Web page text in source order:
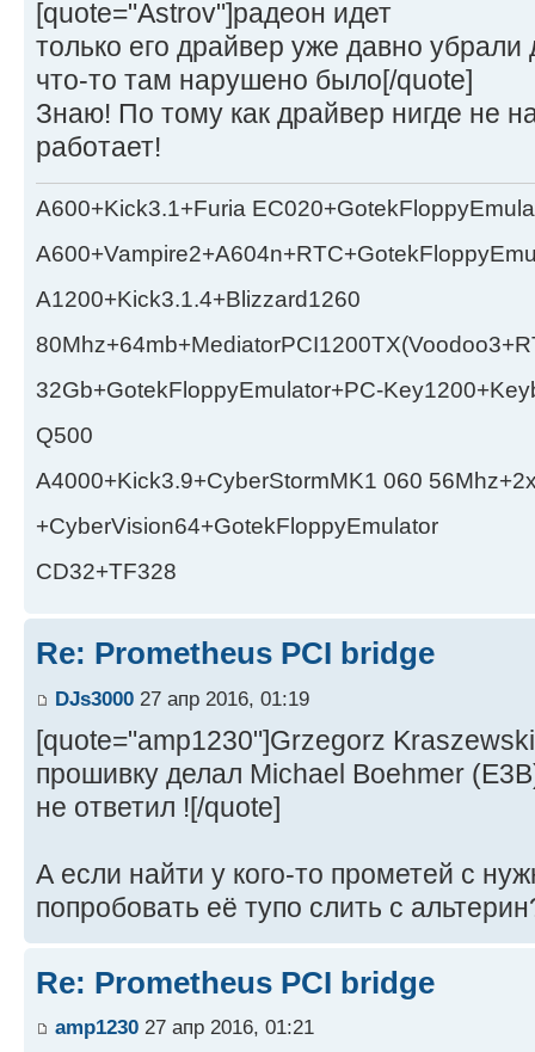
[quote="Astrov"]радеон идет
только его драйвер уже давно убрали
что-то там нарушено было[/quote]
Знаю! По тому как драйвер нигде не
работает!
A600+Kick3.1+Furia
A1200+Kick3.1.4+Blizzard1260
32Gb+GotekFloppyEmulator+PC-
Q500
A4000+Kick3.9+CyberStormMK1 060
+CyberVision64+GotekFloppyEmulator
CD32+TF328
Re: Prometheus PCI bridge
DJs3000 27 апр 2016, 01:19
[quote="amp1230"]Grzegorz Kraszewski
прошивку делал Michael Boehmer
не ответил ![/quote]
А если найти у кого-то прометей с
попробовать её тупо слить с
Re: Prometheus PCI bridge
amp1230 27 апр 2016, 01:21